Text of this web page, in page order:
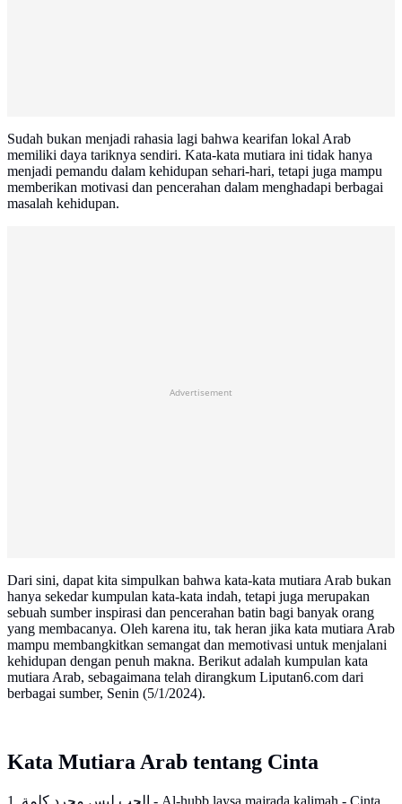
Sudah bukan menjadi rahasia lagi bahwa kearifan lokal Arab
memiliki daya tariknya sendiri. Kata-kata mutiara ini tidak hanya
menjadi pemandu dalam kehidupan sehari-hari, tetapi juga mampu
memberikan motivasi dan pencerahan dalam menghadapi berbagai
masalah kehidupan.
Advertisement
Dari sini, dapat kita simpulkan bahwa kata-kata mutiara Arab bukan
hanya sekedar kumpulan kata-kata indah, tetapi juga merupakan
sebuah sumber inspirasi dan pencerahan batin bagi banyak orang
yang membacanya. Oleh karena itu, tak heran jika kata mutiara Arab
mampu membangkitkan semangat dan memotivasi untuk menjalani
kehidupan dengan penuh makna. Berikut adalah kumpulan kata
mutiara Arab, sebagaimana telah dirangkum Liputan6.com dari
berbagai sumber, Senin (5/1/2024).
Kata Mutiara Arab tentang Cinta